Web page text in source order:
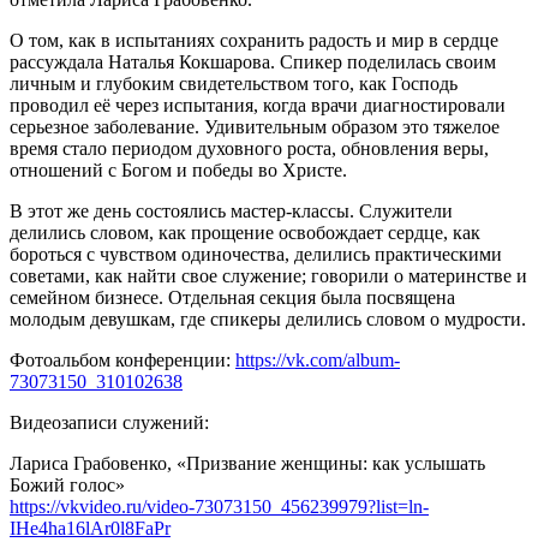
О том, как в испытаниях сохранить радость и мир в сердце
рассуждала Наталья Кокшарова. Спикер поделилась своим
личным и глубоким свидетельством того, как Господь
проводил её через испытания, когда врачи диагностировали
серьезное заболевание. Удивительным образом это тяжелое
время стало периодом духовного роста, обновления веры,
отношений с Богом и победы во Христе.
В этот же день состоялись мастер-классы. Служители
делились словом, как прощение освобождает сердце, как
бороться с чувством одиночества, делились практическими
советами, как найти свое служение; говорили о материнстве и
семейном бизнесе. Отдельная секция была посвящена
молодым девушкам, где спикеры делились словом о мудрости.
Фотоальбом конференции: https://vk.com/album-
73073150_310102638
Видеозаписи служений:
Лариса Грабовенко, «Призвание женщины: как услышать
Божий голос»
https://vkvideo.ru/video-73073150_456239979?list=ln-
IHe4ha16lAr0l8FaPr